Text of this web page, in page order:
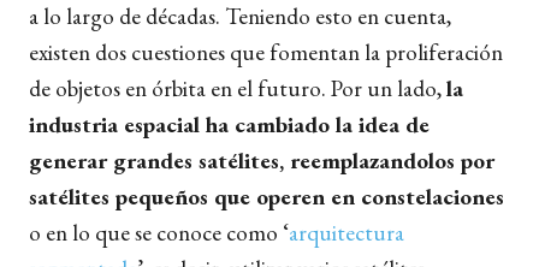
a lo largo de décadas. Teniendo esto en cuenta,
existen dos cuestiones que fomentan la proliferación
de objetos en órbita en el futuro. Por un lado,la
industria espacial ha cambiado la idea de
generar grandes satélites, reemplazandolos por
satélites pequeños que operen en constelaciones
o en lo que se conoce como ‘arquitectura